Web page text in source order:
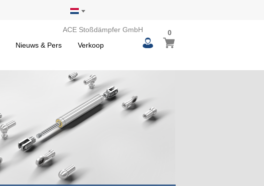
ACE Stoßdämpfer GmbH
Nieuws & Pers Verkoop
Winkelwagen
00
items